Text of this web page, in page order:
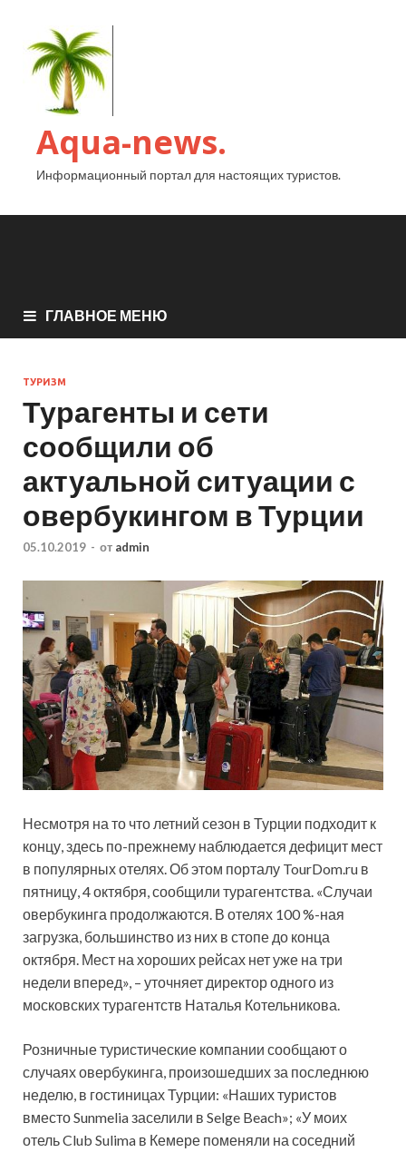
Aqua-news.
Информационный портал для настоящих туристов.
ГЛАВНОЕ МЕНЮ
ТУРИЗМ
Турагенты и сети
сообщили об
актуальной ситуации с
овербукингом в Турции
05.10.2019 - от admin
Несмотря на то что летний сезон в Турции подходит к
концу, здесь по-прежнему наблюдается дефицит мест
в популярных отелях. Об этом порталу TourDom.ru в
пятницу, 4 октября, сообщили турагентства. «Случаи
овербукинга продолжаются. В отелях 100 %-ная
загрузка, большинство из них в стопе до конца
октября. Мест на хороших рейсах нет уже на три
недели вперед», – уточняет директор одного из
московских турагентств Наталья Котельникова.
Розничные туристические компании сообщают о
случаях овербукинга, произошедших за последнюю
неделю, в гостиницах Турции: «Наших туристов
вместо Sunmelia заселили в Selge Beach»; «У моих
отель Club Sulima в Кемере поменяли на соседний